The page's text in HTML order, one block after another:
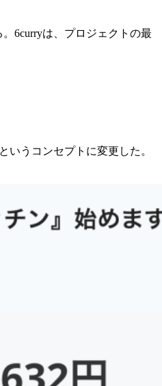
6curryは、プロジェクトの最
うコンセプトに変更した。